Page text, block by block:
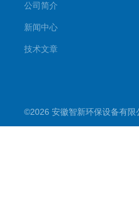
公司简介
新闻中心
技术文章
©2026 安徽智新环保设备有